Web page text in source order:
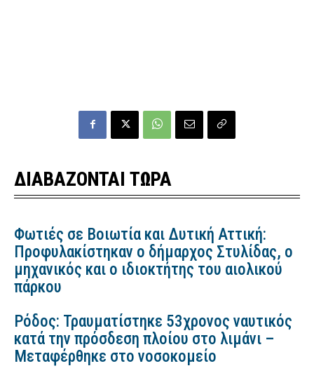
ΔΙΑΒΑΖΟΝΤΑΙ ΤΩΡΑ
Φωτιές σε Βοιωτία και Δυτική Αττική:
Προφυλακίστηκαν ο δήμαρχος Στυλίδας, ο
μηχανικός και ο ιδιοκτήτης του αιολικού
πάρκου
Ρόδος: Τραυματίστηκε 53χρονος ναυτικός
κατά την πρόσδεση πλοίου στο λιμάνι –
Μεταφέρθηκε στο νοσοκομείο